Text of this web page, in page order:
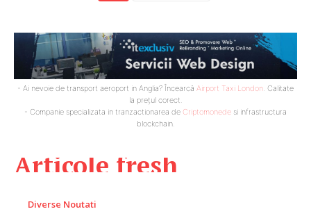
Articole fresh
Diverse Noutati
- Ai nevoie de transport aeroport in Anglia? Încearcă Airport Taxi London. Calitate
la prețul corect.
- Companie specializata in tranzactionarea de Criptomonede si infrastructura
blockchain.